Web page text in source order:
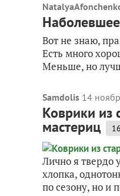
Вот не знаю,
Есть много
Меньше, но
Samdolis 14
Коврики
мастериц
Лично я твердо
хлопка,
по сезону, но и